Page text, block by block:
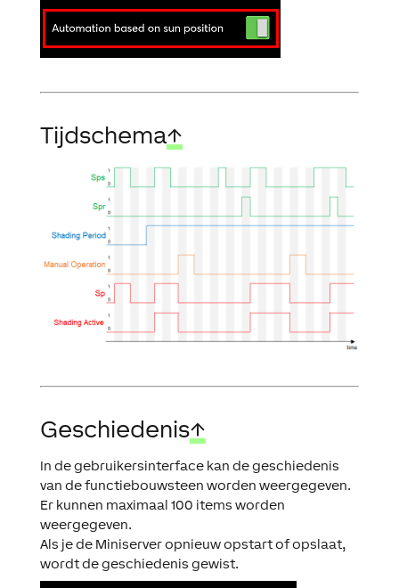
Tijdschema↑
Geschiedenis↑
In de gebruikersinterface kan de geschiedenis
van de functiebouwsteen worden weergegeven.
Er kunnen maximaal 100 items worden
weergegeven.
Als je de Miniserver opnieuw opstart of opslaat,
wordt de geschiedenis gewist.